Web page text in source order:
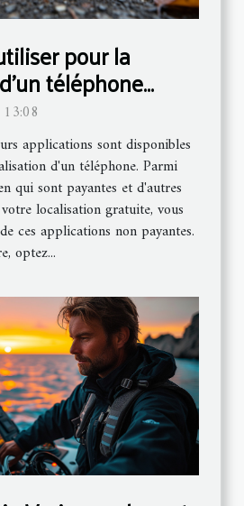
pour la
téléphone
applications sont disponibles
d'un téléphone. Parmi
qui sont payantes et d'autres
localisation gratuite, vous
ces applications non payantes.
optez...